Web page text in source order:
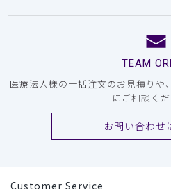
TEAM
医療法人様の一括注文のお見積りや
にご相談くだ
お問い合わせ
Customer Service